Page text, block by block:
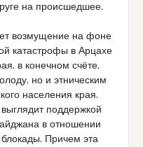
на происшедшее.
возмущение на фоне
катастрофы в Арцахе
в конечном счёте,
но и этническим
населения края.
поддержкой
в отношении
Причем эта